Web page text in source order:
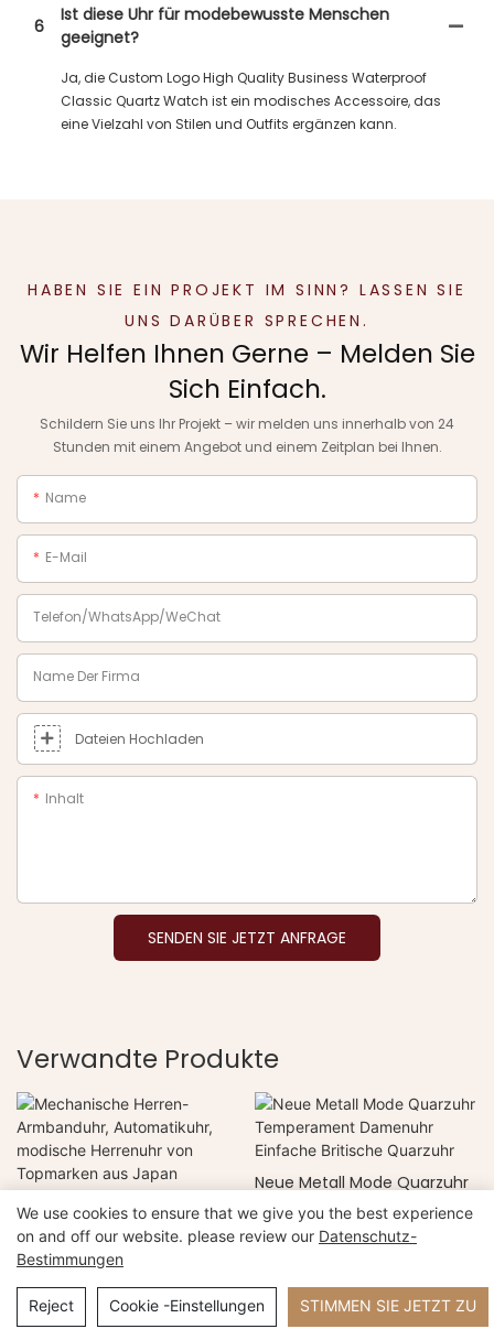
6
Ist diese Uhr für modebewusste Menschen
geeignet?
Ja, die Custom Logo High Quality Business Waterproof
Classic Quartz Watch ist ein modisches Accessoire, das
eine Vielzahl von Stilen und Outfits ergänzen kann.
HABEN SIE EIN PROJEKT IM SINN? LASSEN SIE
UNS DARÜBER SPRECHEN.
Wir Helfen Ihnen Gerne – Melden Sie
Sich Einfach.
Schildern Sie uns Ihr Projekt – wir melden uns innerhalb von 24
Stunden mit einem Angebot und einem Zeitplan bei Ihnen.
Name
E-Mail
Telefon/WhatsApp/WeChat
Name Der Firma
Dateien Hochladen
Inhalt
SENDEN SIE JETZT ANFRAGE
Verwandte Produkte
Mechanische Herren-
Armbanduhr, Automatikuhr,
modische Herrenuhr von
Topmarken aus Japan
Neue Metall Mode Quarzuhr
Temperament Damenuhr
Einfache Britische Quarzuhr
www.niferwatch.com |Seitenverzeichnis
We use cookies to ensure that we give you the best experience
on and off our website. please review our Datenschutz-
Bestimmungen
Reject Cookie -Einstellungen STIMMEN SIE JETZT ZU